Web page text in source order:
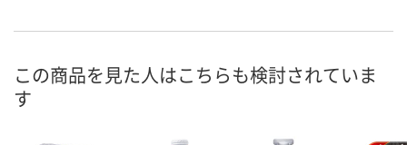
この商品を見た人はこちらも検討されていま
す